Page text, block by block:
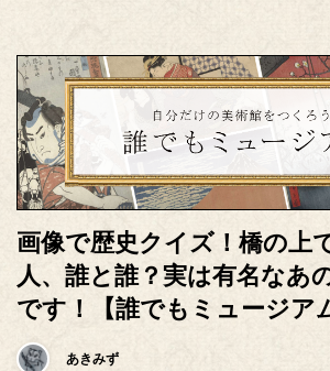
画像で歴史クイズ！橋の上
人、誰と誰？実は有名なあ
です！【誰でもミュージア
あきみず